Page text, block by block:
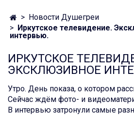
Новости Душегреи
Иркутское телевидение.
интервью.
ИРКУТСКОЕ
ЭКСКЛЮЗИВНОЕ
Утро. День показа, о котором
Сейчас ждём фото- и
В интервью затронули самые